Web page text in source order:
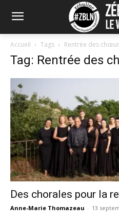
Accueil Tags Rentrée des
Tag: Rentrée des
Des chorales pour la
Anne-Marie Thomazeau - 13